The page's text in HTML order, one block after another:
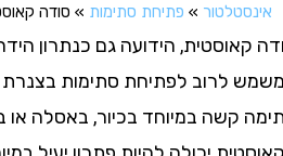
»פתיחת סתימות»סודה קאוסטית
הידועה גם כנתרון
לפתיחת סתימות בצנרת
במיוחד בכיור, באסלה או